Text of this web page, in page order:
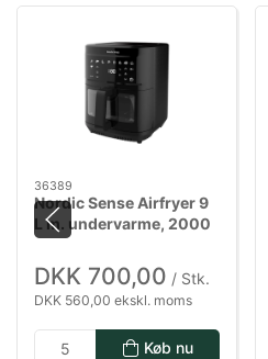
36389
Nordic Sense Airfryer 9
L m. undervarme, 2000
watt i sort
DKK 700,00 / Stk.
DKK 560,00 ekskl. moms
Køb nu